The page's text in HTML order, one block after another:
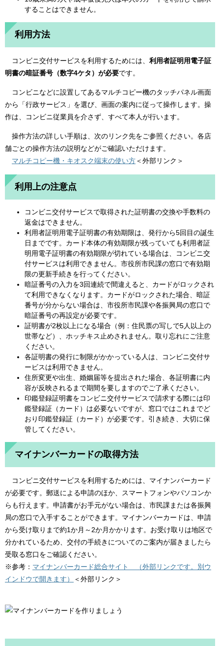
することはできません。​
利用方法
コンビニ交付サービスを利用するためには、 利用者証明用電子証
明書の暗証番号（数字4ケタ）が必要です。
コンビニなどに設置してあるマルチコピー機のタッチパネル画面
から「行政サービス」を選び、画面の案内に従って操作します。操
作は、コンビニ従業員を介さず、すべて本人が行います。
操作方法の詳しい手順は、次のリンク先をご参照ください。 各店
舗ごとの操作方法の説明などがご確認いただけます​。
マルチコピー機・キオスク端末の使い方＜外部リンク＞
利用上の注意点
​コンビニ交付サービスで取得された証明書の交換や手数料の
返金はできません。
利用者証明用電子証明書の有効期限は、発行から5回目の誕生
日までです。カード本体の有効期限が残っていても利用者証
明用電子証明書の有効期限が切れている場合は、コンビニ交
付サービスは利用できません。市役所市民課の窓口で有効期
限の更新手続きを行ってください。
暗証番号の入力を3回連続で間違えると、カードがロックされ
て利用できなくなります。カードがロックされた場合、暗証
番号が分からない場合は、市役所市民課や各振興局の窓口で
暗証番号の再設定が必要です。​
証明書が2枚以上になる場合（例：住民票の写しで5人以上の
世帯など）、ホッチキス止めされません。取り忘れにご注意
ください。
各証明書の発行に制限がかかっている人は、コンビニ交付サ
ービスは利用できません。
住所変更や出生、婚姻届等を提出された場合、各証明書に内
容が反映されるまで期間を要しますのでご了承ください。
印鑑登録証明書をコンビニ交付サービスで請求する際には印
鑑登録証（カード）は必要ないですが、窓口ではこれまでど
おり印鑑登録証（カード）が必要です。引き続き、大切に保
管してください。
マイナンバーカードの取得方法
コンビニ交付サービスを利用するためには、マイナンバーカード
が必要です。 郵送による申請のほか、スマートフォンやパソコンか
らも行えます。申請書がお手元がない場合は、市民課または各振興
局の窓口で入手することができます。マイナンバーカードは、申請
から受け取りまで約1か月～2か月かかります。お受け取りは地区で
分かれているため、交付の手続きについてのご案内が届きましたら
受取る窓口をご確認ください。
※参考： マイナンバーカード総合サイト （外部リンクです。別ウ
インドウで開きます）
＜外部リンク＞